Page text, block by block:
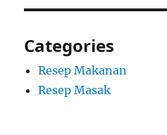
Categories
Resep Makanan
Resep Masak